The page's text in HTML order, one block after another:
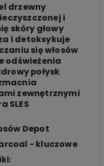
drzewny
i
skóry głowy
i detoksykuje
się włosów
odświeżenia
połysk
zewnętrznymi
SLES
Depot
- kluczowe